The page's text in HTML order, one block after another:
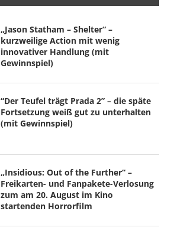
„Jason Statham – Shelter“ –
kurzweilige Action mit wenig
innovativer Handlung (mit
Gewinnspiel)
“Der Teufel trägt Prada 2” – die späte
Fortsetzung weiß gut zu unterhalten
(mit Gewinnspiel)
„Insidious: Out of the Further“ –
Freikarten- und Fanpakete-Verlosung
zum am 20. August im Kino
startenden Horrorfilm